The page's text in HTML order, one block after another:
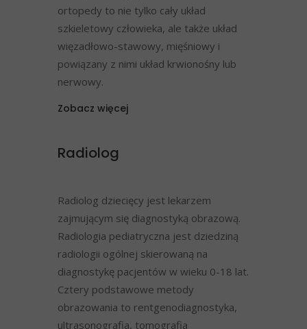
ortopedy to nie tylko cały układ
szkieletowy człowieka, ale także układ
więzadłowo-stawowy, mięśniowy i
powiązany z nimi układ krwionośny lub
nerwowy.
Zobacz więcej
Radiolog
Radiolog dziecięcy jest lekarzem
zajmującym się diagnostyką obrazową.
Radiologia pediatryczna jest dziedziną
radiologii ogólnej skierowaną na
diagnostykę pacjentów w wieku 0-18 lat.
Cztery podstawowe metody
obrazowania to rentgenodiagnostyka,
ultrasonografia, tomografia